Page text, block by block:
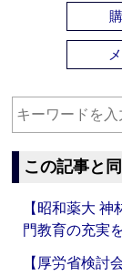
この記事と
【昭和薬大
門教育の充実
【厚労省検討